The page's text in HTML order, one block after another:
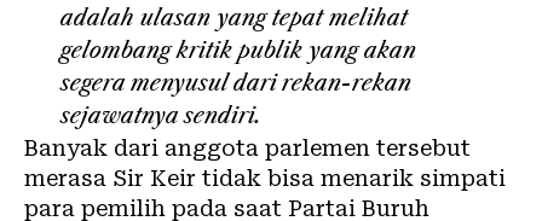
adalah ulasan yang tepat melihat
gelombang kritik publik yang akan
segera menyusul dari rekan-rekan
sejawatnya sendiri.
Banyak dari anggota parlemen tersebut
merasa Sir Keir tidak bisa menarik simpati
para pemilih pada saat Partai Buruh